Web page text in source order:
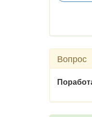
Вопрос